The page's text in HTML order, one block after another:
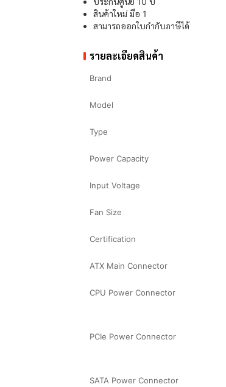
สินค้าใหม่ มือ 1
สามารถออกใบกำกับภาษีได้
รายละเอียดสินค้า
Brand
Model
Type
Power Capacity
Input Voltage
Fan Size
Certification
ATX Main Connector
CPU Power Connector
PCIe Power Connector
SATA Power Connector